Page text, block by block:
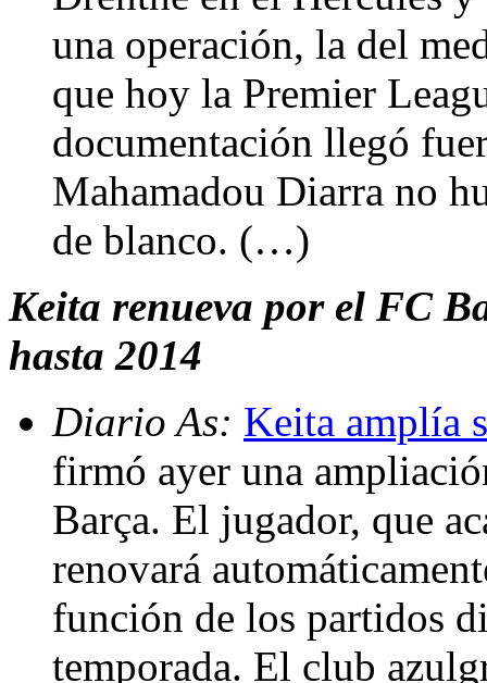
una operación, la del
que hoy la Premier
documentación llegó
Mahamadou Diarra no
de blanco. (…)
Keita renueva por el FC
hasta 2014
Diario As: Keita amplía
firmó ayer una
Barça. El jugador, que
renovará
función de los partidos
temporada. El club